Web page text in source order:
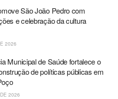
São João Pedro com
e celebração da cultura
2026
Municipal de Saúde fortalece o
de políticas públicas em
2026